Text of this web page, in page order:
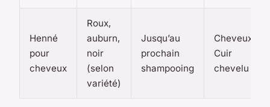
Henné
pour
cheveux
Roux,
auburn,
noir
(selon
variété)
Jusqu’au
prochain
shampooing
Cheveux &
Cuir
chevelu